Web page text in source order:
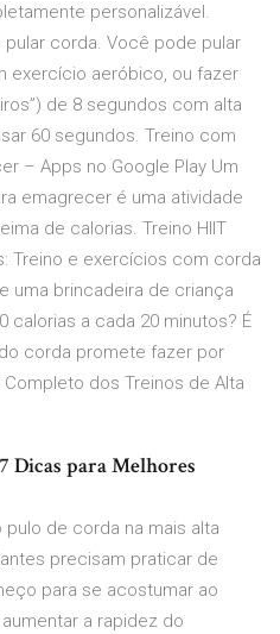
personalizável.
corda. Você pode pular
exercício aeróbico, ou fazer
de 8 segundos com alta
60 segundos. Treino com
– Apps no Google Play Um
emagrecer é uma atividade
de calorias. Treino HIIT
Treino e exercícios com corda
uma brincadeira de criança
calorias a cada 20 minutos? É
corda promete fazer por
Completo dos Treinos de Alta
Dicas para Melhores
de corda na mais alta
precisam praticar de
para se acostumar ao
a rapidez do